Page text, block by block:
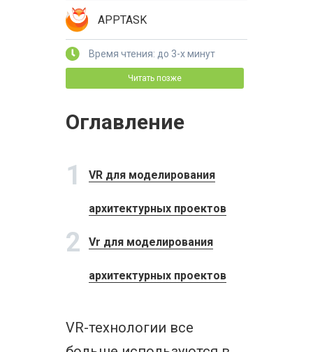
APPTASK
Время чтения: до 3-х минут
Читать позже
Оглавление
1 VR для моделирования
архитектурных проектов
2 Vr для моделирования
архитектурных проектов
VR-технологии все